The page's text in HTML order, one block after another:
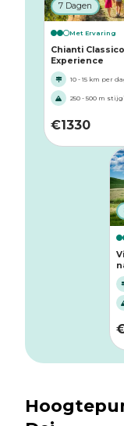
7 Dagen
Met Ervaring
Chianti Classico
Experience
10 - 15 km per
250 - 500 m
€1330